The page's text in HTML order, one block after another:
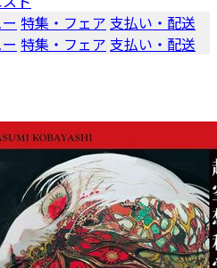
特集・フェア 支払い・配送
特集・フェア 支払い・配送